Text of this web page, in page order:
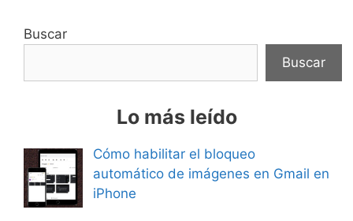
Buscar
Buscar
Lo más leído
Cómo habilitar el bloqueo
automático de imágenes en Gmail en
iPhone